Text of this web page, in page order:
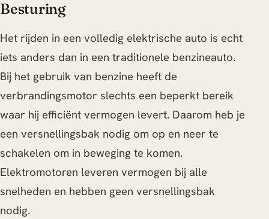
Besturing
Het rijden in een volledig elektrische auto is echt
iets anders dan in een traditionele benzineauto.
Bij het gebruik van benzine heeft de
verbrandingsmotor slechts een beperkt bereik
waar hij efficiënt vermogen levert. Daarom heb je
een versnellingsbak nodig om op en neer te
schakelen om in beweging te komen.
Elektromotoren leveren vermogen bij alle
snelheden en hebben geen versnellingsbak
nodig.